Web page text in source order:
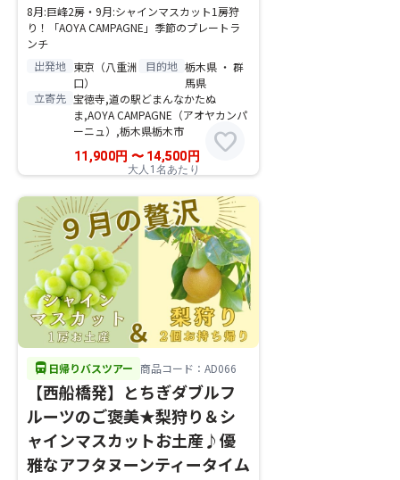
8月:巨峰2房・9月:シャインマスカット1房狩
り！「AOYA CAMPAGNE」季節のプレートラ
ンチ
出発地 東京（八重洲
口）
目的地 栃木県 ・ 群
馬県
立寄先 宝徳寺,道の駅どまんなかたぬ
ま,AOYA CAMPAGNE（アオヤカンパ
ーニュ）,栃木県栃木市
11,900円 〜14,500 円
大人1名あたり
favorite
directions_bus 日帰りバスツアー 商品コード：AD066
【西船橋発】とちぎダブルフ
ルーツのご褒美★梨狩り＆シ
ャインマスカットお土産♪優
雅なアフタヌーンティータイム